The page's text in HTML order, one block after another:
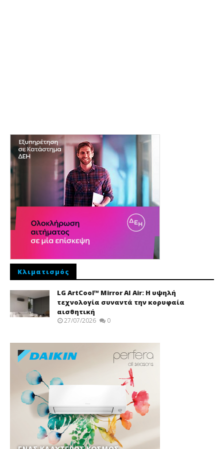
Κλιματισμός
LG ArtCool™ Mirror AI Air: Η υψηλή
τεχνολογία συναντά την κορυφαία
αισθητική
27/07/2026 0